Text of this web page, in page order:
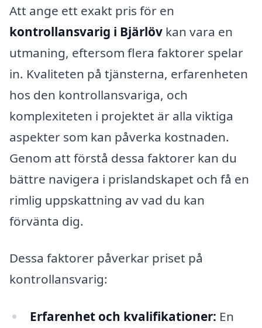
Att ange ett exakt pris för en
kontrollansvarig i Bjärlöv kan vara en
utmaning, eftersom flera faktorer spelar
in. Kvaliteten på tjänsterna, erfarenheten
hos den kontrollansvariga, och
komplexiteten i projektet är alla viktiga
aspekter som kan påverka kostnaden.
Genom att förstå dessa faktorer kan du
bättre navigera i prislandskapet och få en
rimlig uppskattning av vad du kan
förvänta dig.
Dessa faktorer påverkar priset på
kontrollansvarig:
Erfarenhet och kvalifikationer: En